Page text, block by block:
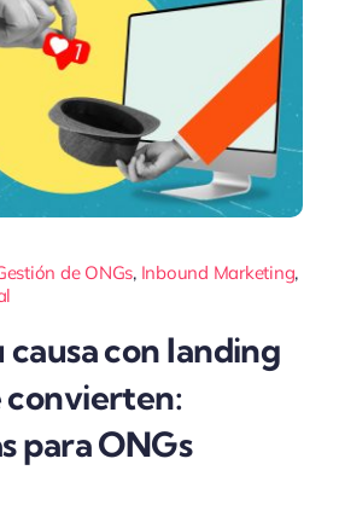
de ONGs, Inbound Marketing,
con landing
convierten:
para ONGs